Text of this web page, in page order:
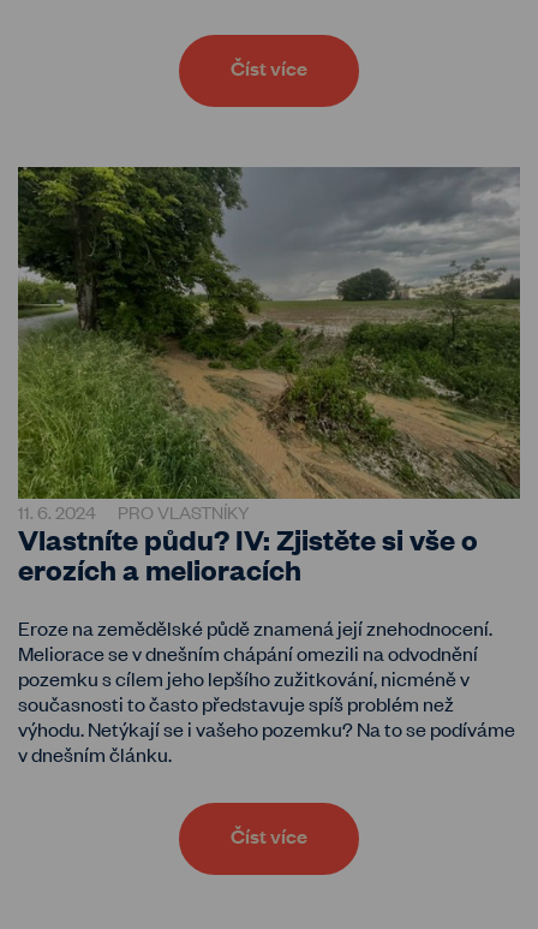
Číst více
11. 6. 2024 PRO VLASTNÍKY
Vlastníte půdu? IV: Zjistěte si vše o
erozích a melioracích
Eroze na zemědělské půdě znamená její znehodnocení.
Meliorace se v dnešním chápání omezili na odvodnění
pozemku s cílem jeho lepšího zužitkování, nicméně v
současnosti to často představuje spíš problém než
výhodu. Netýkají se i vašeho pozemku? Na to se podíváme
v dnešním článku.
Číst více